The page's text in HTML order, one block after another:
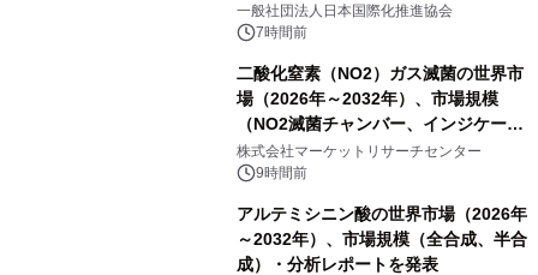
一般社団法人日本国際化推進協会
7時間前
二酸化窒素（NO2）ガス滅菌の世界市
場（2026年～2032年）、市場規模
（NO2滅菌チャンバー、インジケータ
ーおよびモニタリングシステム、その
他）・分析レポートを発表
株式会社マーケットリサーチセンター
9時間前
アルテミシニン酸の世界市場（2026年
～2032年）、市場規模（全合成、半合
成）・分析レポートを発表